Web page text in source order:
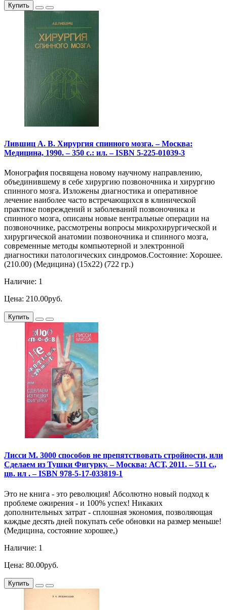
Купить
Лившиц А. В. Хирургия спинного мозга. – Москва:
Медицина, 1990. – 350 с.: ил. – ISBN 5-225-01039-3
Монография посвящена новому научному направлению,
объединившему в себе хирургию позвоночника и хирургию
спинного мозга. Изложены диагностика и оперативное
лечение наиболее часто встречающихся в клинической
практике повреждений и заболеваний позвоночника и
спинного мозга, описаны новые вентральные операции на
позвоночнике, рассмотрены вопросы микрохирургической и
хирургической анатомии позвоночника и спинного мозга,
современные методы компьютерной и электронной
диагностики патологических синдромов.Состояние: Хорошее.
(210.00) (Медицина) (15х22) (722 гр.)
Наличие: 1
Цена: 210.00руб.
Купить
Лисси М. 3000 способов не препятствовать стройности, или
Сделаем из Тушки Фигурку. – Москва: АСТ, 2011. – 511 с.,
цв. ил . – ISBN 978-5-17-033819-1
Это не книга - это революция! Абсолютно новый подход к
проблеме ожирения - и 100% успех! Никаких
дополнительных затрат - сплошная экономия, позволяющая
каждые десять дней покупать себе обновки на размер меньше!
(Медицина, состояние хорошее,)
Наличие: 1
Цена: 80.00руб.
Купить